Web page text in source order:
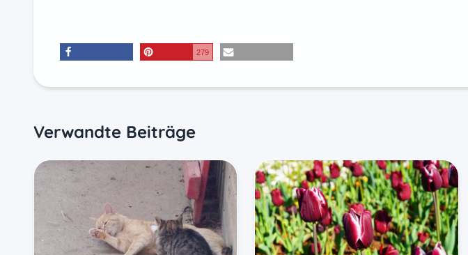
279
Verwandte Beiträge